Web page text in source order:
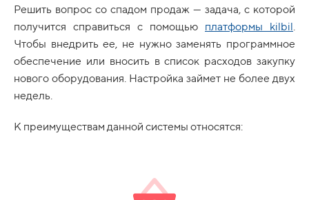
Решить вопрос со спадом продаж — задача, с которой
получится справиться с помощью платформы kilbil.
Чтобы внедрить ее, не нужно заменять программное
обеспечение или вносить в список расходов закупку
нового оборудования. Настройка займет не более двух
недель.
К преимуществам данной системы относятся: